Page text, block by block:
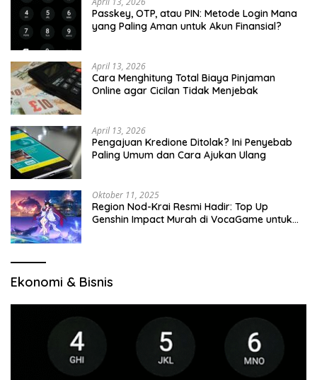
Passkey, OTP, atau PIN: Metode Login Mana
yang Paling Aman untuk Akun Finansial?
April 13, 2026
Cara Menghitung Total Biaya Pinjaman
Online agar Cicilan Tidak Menjebak
April 13, 2026
Pengajuan Kredione Ditolak? Ini Penyebab
Paling Umum dan Cara Ajukan Ulang
Oktober 11, 2025
Region Nod-Krai Resmi Hadir: Top Up
Genshin Impact Murah di VocaGame untuk
Ekonomi & Bisnis